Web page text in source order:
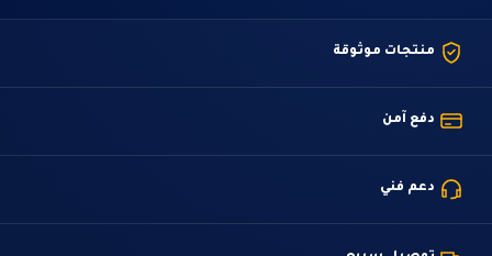
منتجات موثوقة
دفع آمن
دعم فني